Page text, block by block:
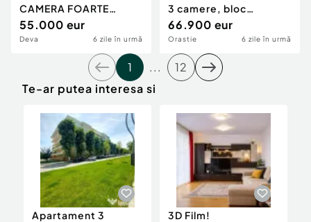
CAMERA FOARTE
GENEROS-POZITIE
EXCELENTA
55.000 eur
Deva 6 zile în urmă
3 camere, bloc
reabilitat, zonă exce
66.900 eur
Orastie 6 zile în urmă
1 ...
12
Te-ar putea interesa si
Apartament 3
3D Film!